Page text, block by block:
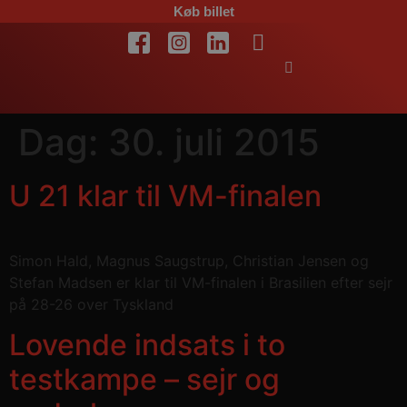
Køb billet
Dag: 30. juli 2015
U 21 klar til VM-finalen
Simon Hald, Magnus Saugstrup, Christian Jensen og
Stefan Madsen er klar til VM-finalen i Brasilien efter sejr
på 28-26 over Tyskland
Lovende indsats i to
testkampe – sejr og